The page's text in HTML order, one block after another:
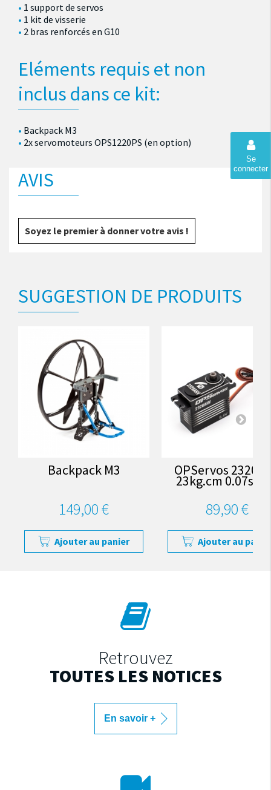
Se
connecter
1 support de servos
1 kit de visserie
2 bras renforcés en G10
Eléments requis et non
inclus dans ce kit:
Backpack M3
2x servomoteurs OPS1220PS (en option)
AVIS
Soyez le premier à donner votre avis !
SUGGESTION DE PRODUITS
Backpack M3
149,00 €
Ajouter au panier
OPServos
23kg.cm 0.07s
89,90 €
Ajouter au
Retrouvez
TOUTES LES NOTICES
En savoir +